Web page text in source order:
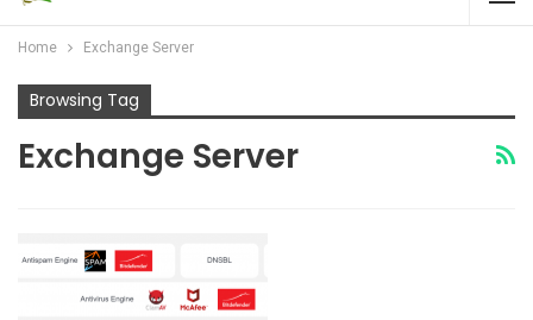
Home Exchange Server
Browsing Tag
Exchange Server